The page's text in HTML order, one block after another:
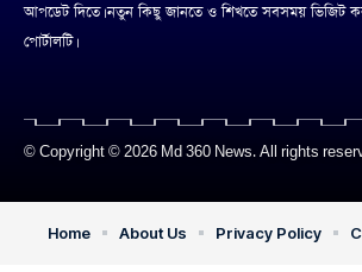
আপডেট দিতে। নতুন কিছু জানতে ও শিখতে সবসময়
পোর্টালটি।
© Copyright © 2026 Md 360 News. All rights
Home About Us Privacy Policy